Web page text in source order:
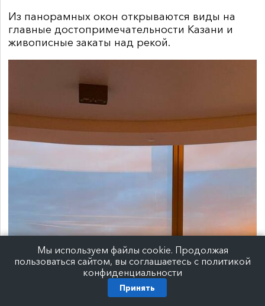
Из панорамных окон открываются виды на
главные достопримечательности Казани и
живописные закаты над рекой.
Мы используем файлы cookie. Продолжая
пользоваться сайтом, вы соглашаетесь с политикой
конфиденциальности
Принять